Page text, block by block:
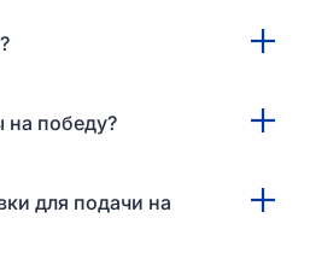
на победу?
для подачи на